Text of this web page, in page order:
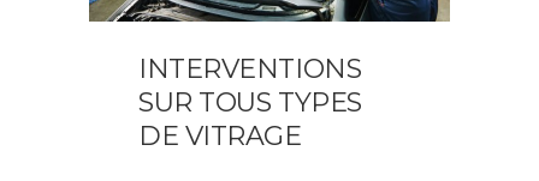
INTERVENTIONS
SUR TOUS TYPES
DE VITRAGE